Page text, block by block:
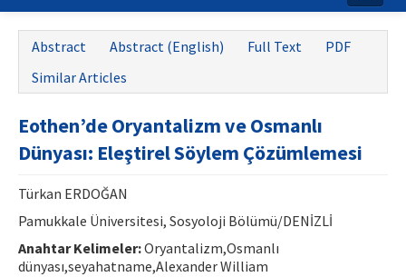
Journal Boards
Guides
Publication Policies
Writing Rules
Contact Us
Abstract Abstract (English) Full Text
PDF
Similar Articles
Eothen’de Oryantalizm ve Osmanlı
Dünyası: Eleştirel Söylem Çözümlemesi
Türkan ERDOĞAN
Pamukkale Üniversitesi, Sosyoloji Bölümü/DENİZLİ
Anahtar Kelimeler:Oryantalizm,Osmanlı
dünyası,seyahatname,Alexander William